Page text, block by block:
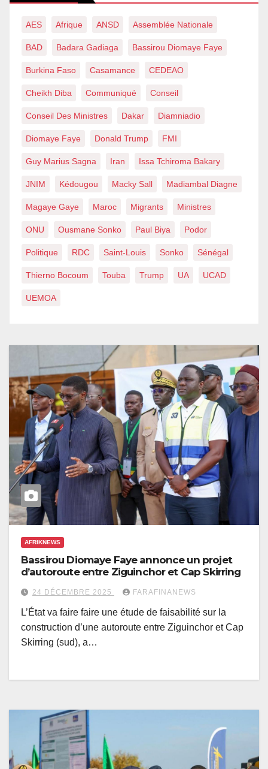
AES Afrique ANSD Assemblée Nationale
BAD Badara Gadiaga Bassirou Diomaye Faye
Burkina Faso Casamance CEDEAO
Cheikh Diba Communiqué Conseil
Conseil Des Ministres Dakar Diamniadio
Diomaye Faye Donald Trump FMI
Guy Marius Sagna Iran Issa Tchiroma Bakary
JNIM Kédougou Macky Sall Madiambal Diagne
Magaye Gaye Maroc Migrants Ministres
ONU Ousmane Sonko Paul Biya Podor
Politique RDC Saint-Louis Sonko Sénégal
Thierno Bocoum Touba Trump UA UCAD
UEMOA
AFRIKNEWS
Bassirou Diomaye Faye annonce un projet
d’autoroute entre Ziguinchor et Cap Skirring
24 DÉCEMBRE 2025 FARAFINANEWS
L’État va faire faire une étude de faisabilité sur la
construction d’une autoroute entre Ziguinchor et Cap
Skirring (sud), a…